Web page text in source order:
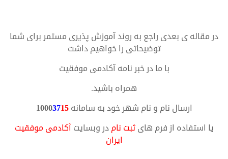
در مقاله ی بعدی راجع به روند آموزش پذیری مستمر برای شما
توضیحاتی را خواهیم داشت
با ما در خبر نامه آکادمی موفقیت
همراه باشید.
ارسال نام و نام شهر خود به سامانه
10003715
یا استفاده از فرم هایثبت نامدر وبسایتآکادمی موفقیت
ایران